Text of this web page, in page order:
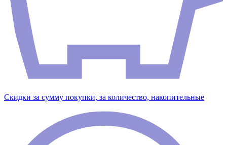
Скидки за сумму покупки, за количество, накопительные